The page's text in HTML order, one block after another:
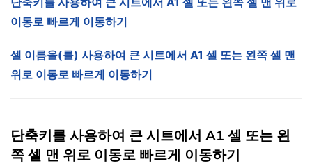
이동로 빠르게 이동하기
셀 이름을(를) 사용하여 큰 시트에서 A1 셀 또는 왼쪽 셀 맨
위로 이동로 빠르게 이동하기
단축키를 사용하여 큰 시트에서 A1 셀 또는 왼
쪽 셀 맨 위로 이동로 빠르게 이동하기